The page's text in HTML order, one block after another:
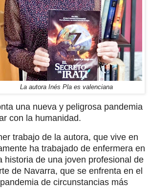
La autora Inés Pla es valenciana
una nueva y peligrosa pandemia
con la humanidad.
trabajo de la autora, que vive en
ha trabajado de enfermera en
historia de una joven profesional de
de Navarra, que se enfrenta en el
de circunstancias más